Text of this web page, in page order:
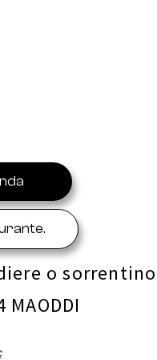
o
MAODDI